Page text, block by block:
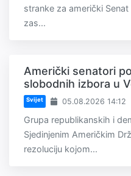
stranke za američki
zas...
Američki senatori
slobodnih izbora u
Svijet 05.08.2026 14:12
Grupa republikanskih i
Sjedinjenim Američkim
rezoluciju kojom...